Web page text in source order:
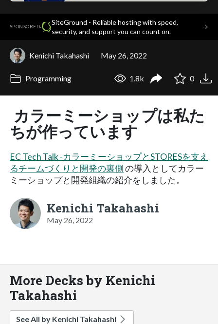
SPONSORED·
SiteGround - Reliable hosting with speed,
security, and support you can count on.
→
Kenichi Takahashi May 26, 2022
Programming 1.8k 0
カラーミーショップは私た
ちが作っています
EC Tech Talk -カラーミーショップとSTORESを支え
るチームづくりと開発の裏側の導入としてカラー
ミーショップと開発組織の紹介をしました。
Kenichi Takahashi
May 26, 2022
More Decks by Kenichi
Takahashi
See All by Kenichi Takahashi